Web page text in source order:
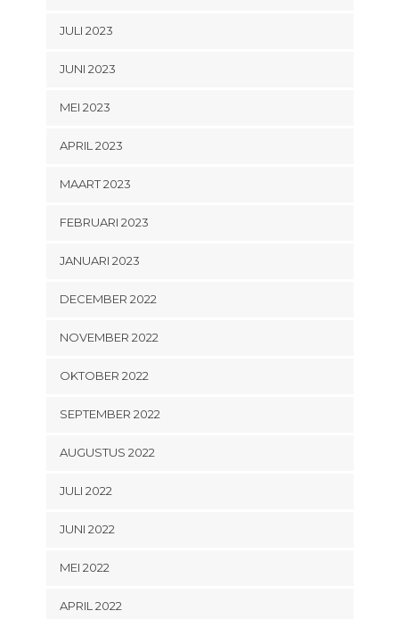
JULI 2023
JUNI 2023
MEI 2023
APRIL 2023
MAART 2023
FEBRUARI 2023
JANUARI 2023
DECEMBER 2022
NOVEMBER 2022
OKTOBER 2022
SEPTEMBER 2022
AUGUSTUS 2022
JULI 2022
JUNI 2022
MEI 2022
APRIL 2022